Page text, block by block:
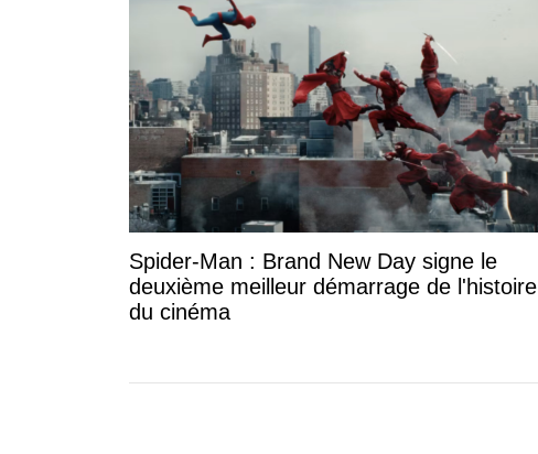
Spider-Man : Brand New Day signe le
deuxième meilleur démarrage de l'histoire
du cinéma